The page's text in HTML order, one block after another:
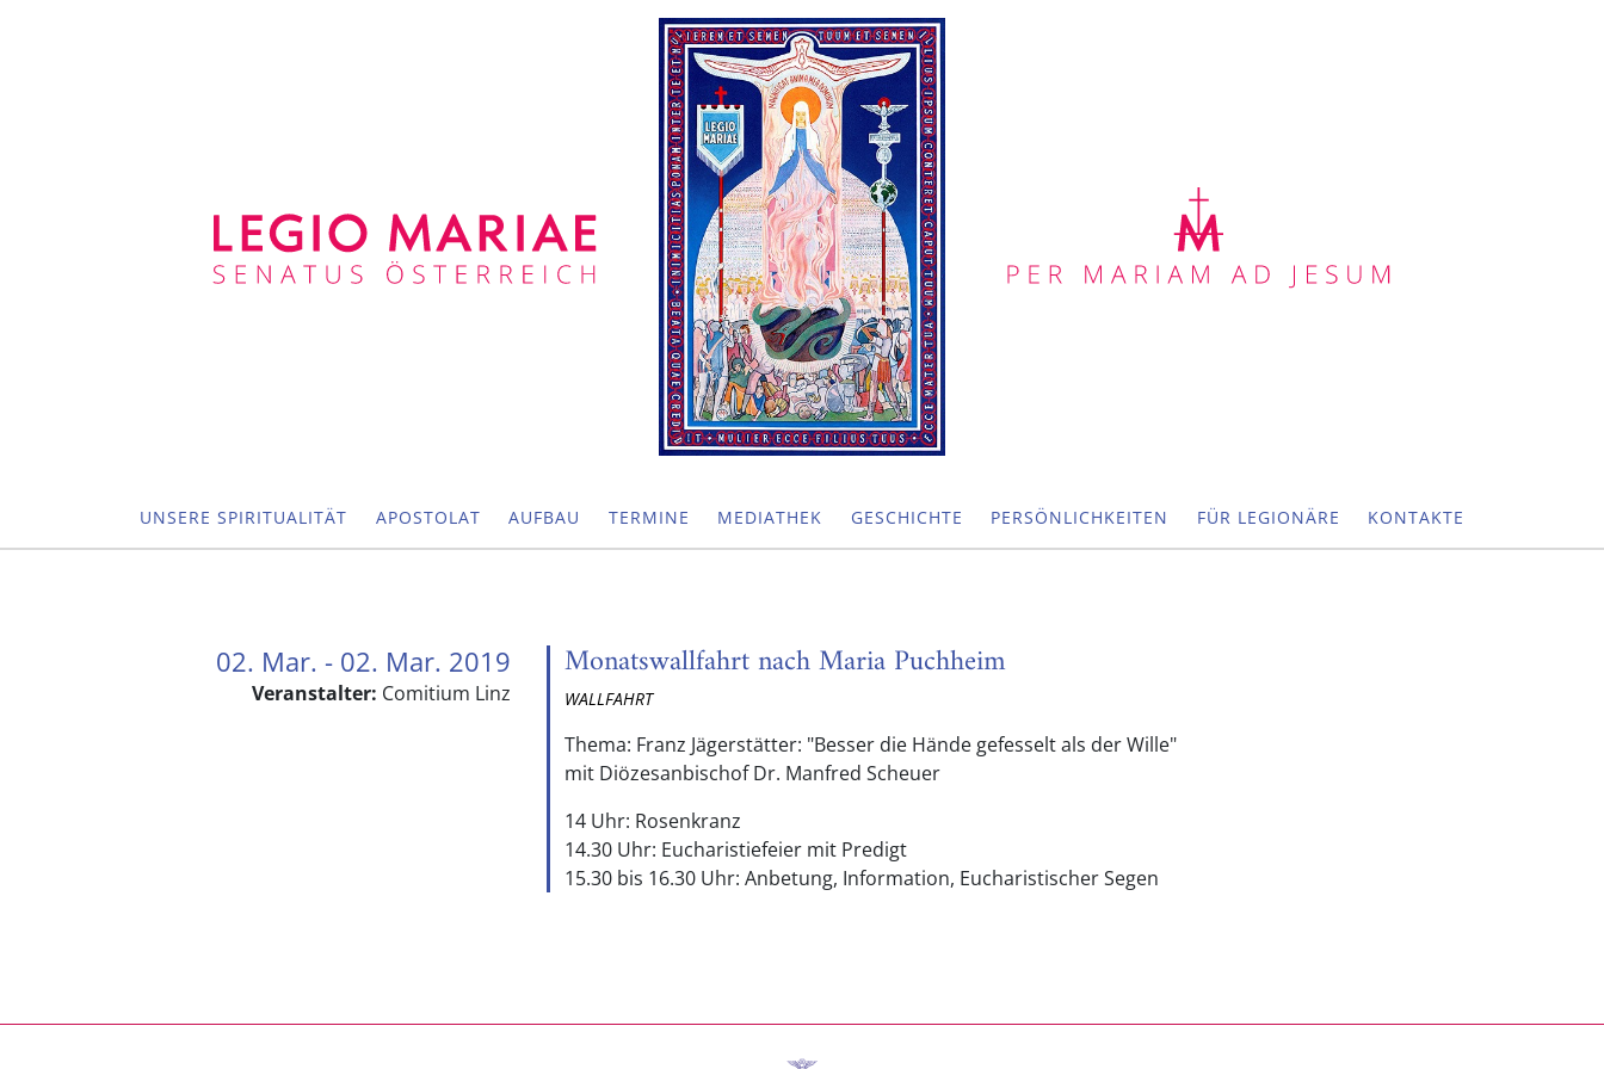
UNSERE SPIRITUALITÄT APOSTOLAT AUFBAU TERMINE MEDIATHEK GESCHICHTE PERSÖNLICHKEITEN FÜR LEGIONÄRE KONTAKTE
02. Mar. - 02. Mar. 2019
Veranstalter: Comitium Linz
Monatswallfahrt nach Maria Puchheim
WALLFAHRT
Thema: Franz Jägerstätter: "Besser die Hände gefesselt als der Wille"
mit Diözesanbischof Dr. Manfred Scheuer
14 Uhr: Rosenkranz
14.30 Uhr: Eucharistiefeier mit Predigt
15.30 bis 16.30 Uhr: Anbetung, Information, Eucharistischer Segen